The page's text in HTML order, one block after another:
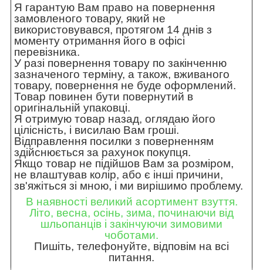
Я гарантую Вам право на повернення
замовленого товару, який не
використовувався, протягом 14 днів з
моменту отримання його в офісі
перевізника.
У разі повернення товару по закінченню
зазначеного терміну, а також, вживаного
товару, повернення не буде оформлений.
Товар повинен бути повернутий в
оригінальній упаковці.
Я отримую товар назад, оглядаю його
цілісність, і висилаю Вам гроші.
Відправлення посилки з поверненням
здійснюється за рахунок покупця.
Якщо товар не підійшов Вам за розміром,
не влаштував колір, або є інші причини,
зв'яжіться зі мною, і ми вирішимо проблему.
В наявності великий асортимент взуття.
Літо, весна, осінь, зима, починаючи від
шльопанців і закінчуючи зимовими
чоботами.
Пишіть, телефонуйте, відповім на всі
питання.